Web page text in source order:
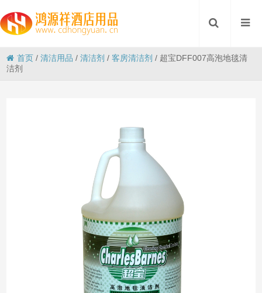
首页 /清洁用品 /清洁剂 /客房清洁剂 / 超宝DFF007高泡地毯清
洁剂